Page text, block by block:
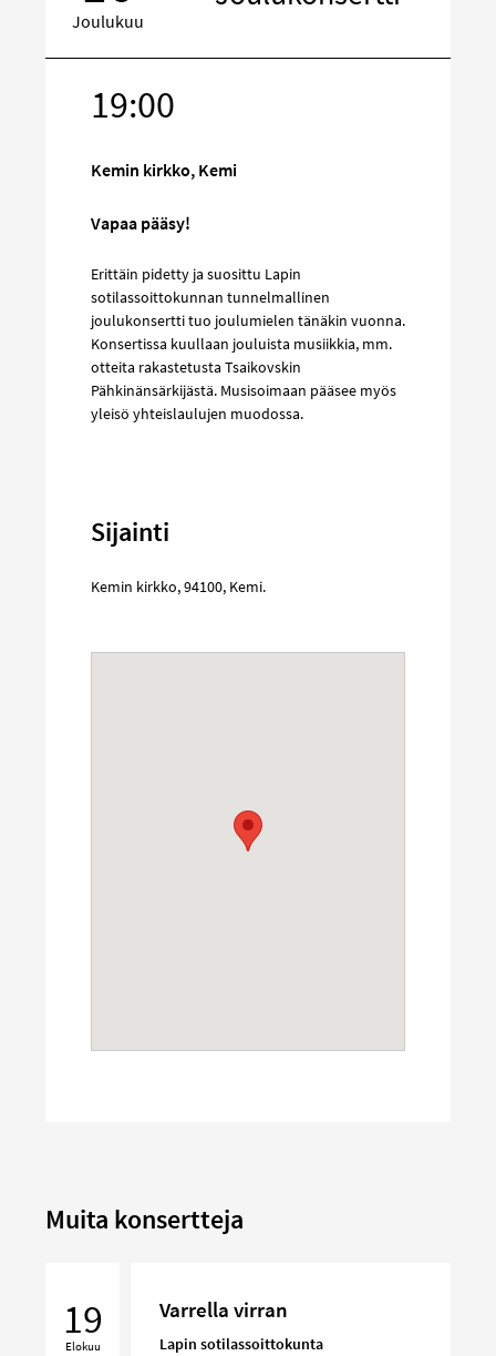
Joulukuu
19:00
Kemin kirkko, Kemi
Vapaa pääsy!
Erittäin pidetty ja suosittu Lapin
sotilassoittokunnan tunnelmallinen
joulukonsertti tuo joulumielen tänäkin vuonna.
Konsertissa kuullaan jouluista musiikkia, mm.
otteita rakastetusta Tsaikovskin
Pähkinänsärkijästä. Musisoimaan pääsee myös
yleisö yhteislaulujen muodossa.
Sijainti
Kemin kirkko,94100, Kemi.
Muita konsertteja
virran19
Elokuu
Varrella virran
Lapin sotilassoittokunta